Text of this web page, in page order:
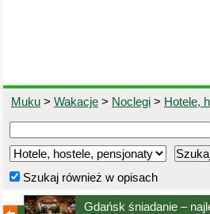
Muku > Wakacje > Noclegi > Hotele,
Szukaj również w opisach
Gdańsk śniadanie –